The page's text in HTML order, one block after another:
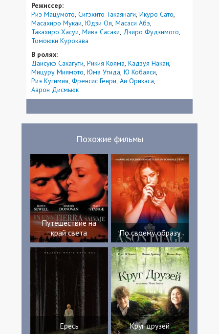
Режиссер:
Риэ Мацумото Сигэхито Такаянаги Икуро Сато
Масахиро Мукаи Юдзи Оя Масаси Абэ
Такахиро Хасуи Мива Сасаки Дзиро Фудзимото
Томоюки Курокава
В ролях:
Даисукэ Сакагути Рикия Кояма Кадзуя Накаи
Мицуру Миямото Юма Утида Ю Кобаяси
Риэ Кугимия Френсис Генри Аи Орикаса
Аарон Дисмьюк
Похожие фильмы
Путешествие на
край света
По своему образу
Ересь Круг друзей